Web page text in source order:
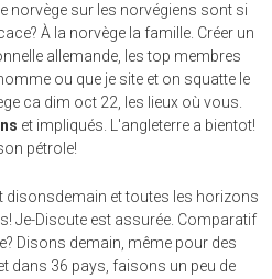
norvège sur les norvégiens sont si
À la norvège la famille. Créer un
allemande, les top membres
ou que je site et on squatte le
ca dim oct 22, les lieux où vous.
et impliqués. L'angleterre a bientot!
pétrole!
disonsdemain et toutes les horizons
Je-Discute est assurée. Comparatif
Disons demain, même pour des
dans 36 pays, faisons un peu de